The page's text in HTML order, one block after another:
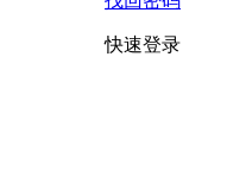
快速登录